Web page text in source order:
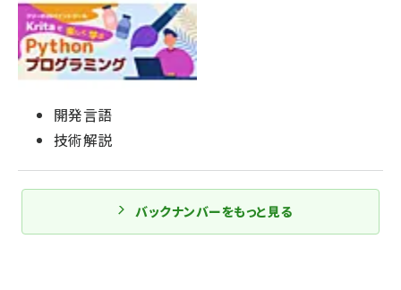
開発言語
技術解説
バックナンバーをもっと見る